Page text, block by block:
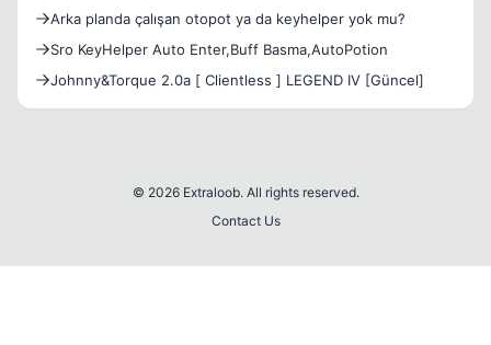
Arka planda çalışan otopot ya da keyhelper yok mu?
Sro KeyHelper Auto Enter,Buff Basma,AutoPotion
Johnny&Torque 2.0a [ Clientless ] LEGEND IV [Güncel]
© 2026 Extraloob. All rights reserved.
Contact Us